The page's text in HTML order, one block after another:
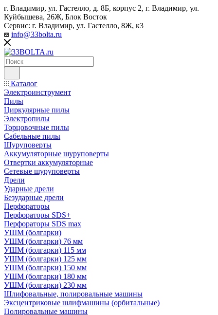
г. Владимир, ул. Гастелло, д. 8Б, корпус 2, г. Владимир, ул. ​
Куйбышева, 26Ж, Блок Восток
Сервис: г. Владимир, ул. Гастелло, 8Ж, к3
info@33bolta.ru
Каталог
Электроинструмент
Пилы
Циркулярные пилы
Электропилы
Торцовочные пилы
Сабельные пилы
Шуруповерты
Аккумуляторные шуруповерты
Отвертки аккумуляторные
Сетевые шуруповерты
Дрели
Ударные дрели
Безударные дрели
Перфораторы
Перфораторы SDS+
Перфораторы SDS max
УШМ (болгарки)
УШМ (болгарки) 76 мм
УШМ (болгарки) 115 мм
УШМ (болгарки) 125 мм
УШМ (болгарки) 150 мм
УШМ (болгарки) 180 мм
УШМ (болгарки) 230 мм
Шлифовальные, полировальные машины
Эксцентриковые шлифмашины (орбитальные)
Полировальные машины